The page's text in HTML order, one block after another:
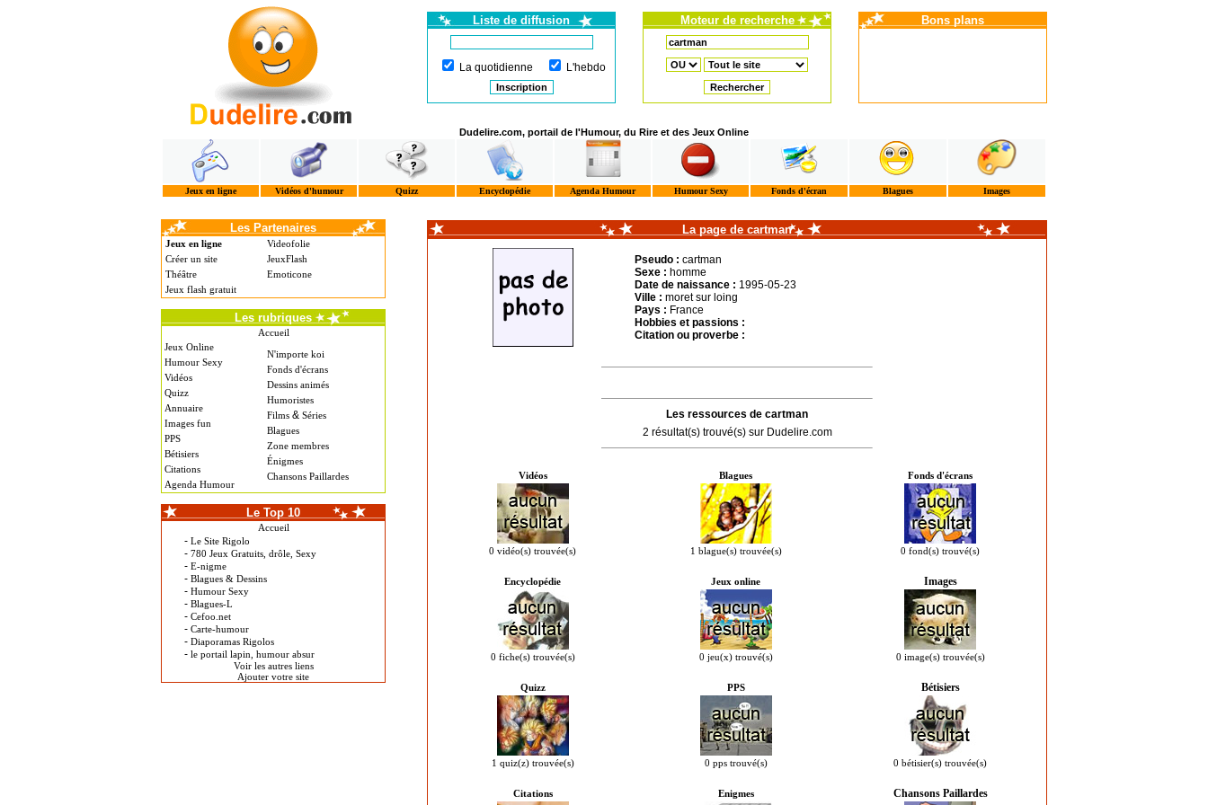
Liste de diffusion
La quotidienne L'hebdo
Moteur de recherche Bons plans
Dudelire.com, portail de l'Humour, du Rire et des Jeux Online
Jeux en ligne Vidéos d'humour Quizz Encyclopédie Agenda Humour Humour Sexy Fonds d'écran Blagues Images
Les Partenaires
Jeux en ligne
Créer un site
Théâtre
Jeux flash gratuit
Videofolie
JeuxFlash
Emoticone
Les rubriques
Accueil
Jeux Online
Humour Sexy
Vidéos
Quizz
Annuaire
Images fun
PPS
Bétisiers
Citations
Agenda Humour
N'importe koi
Fonds d'écrans
Dessins animés
Humoristes
Films & Séries
Blagues
Zone membres
Énigmes
Chansons Paillardes
Le Top 10
Accueil
- Le Site Rigolo
- 780 Jeux Gratuits, drôle, Sexy
- E-nigme
- Blagues & Dessins
- Humour Sexy
- Blagues-L
- Cefoo.net
- Carte-humour
- Diaporamas Rigolos
- le portail lapin, humour absur
Voir les autres liens
Ajouter votre site
La page de cartman
Pseudo : cartman
Sexe : homme
Date de naissance : 1995-05-23
Ville : moret sur loing
Pays : France
Hobbies et passions :
Citation ou proverbe :
Les ressources de cartman
2 résultat(s) trouvé(s) sur Dudelire.com
Vidéos Blagues Fonds d'écrans
0 vidéo(s) trouvée(s) 1 blague(s) trouvée(s) 0 fond(s) trouvé(s)
Encyclopédie Jeux online Images
0 fiche(s) trouvée(s) 0 jeu(x) trouvé(s) 0 image(s) trouvée(s)
Quizz PPS Bétisiers
1 quiz(z) trouvée(s) 0 pps trouvé(s) 0 bétisier(s) trouvée(s)
Citations Enigmes Chansons Paillardes